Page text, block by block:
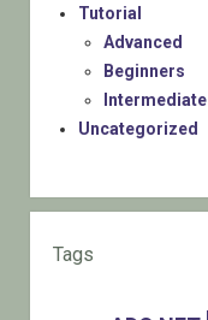
Tutorial
Advanced
Beginners
Intermediate
Uncategorized
Tags